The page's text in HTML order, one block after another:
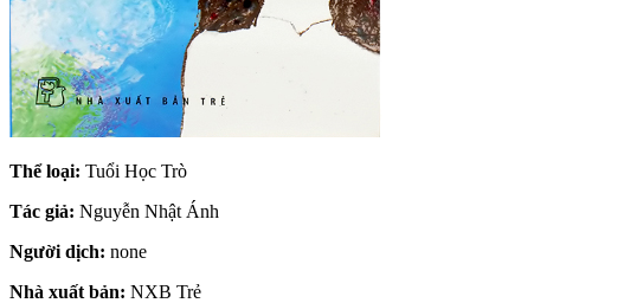
Thể loại: Tuổi Học Trò
Tác giả: Nguyễn Nhật Ánh
Người dịch: none
Nhà xuất bản: NXB Trẻ